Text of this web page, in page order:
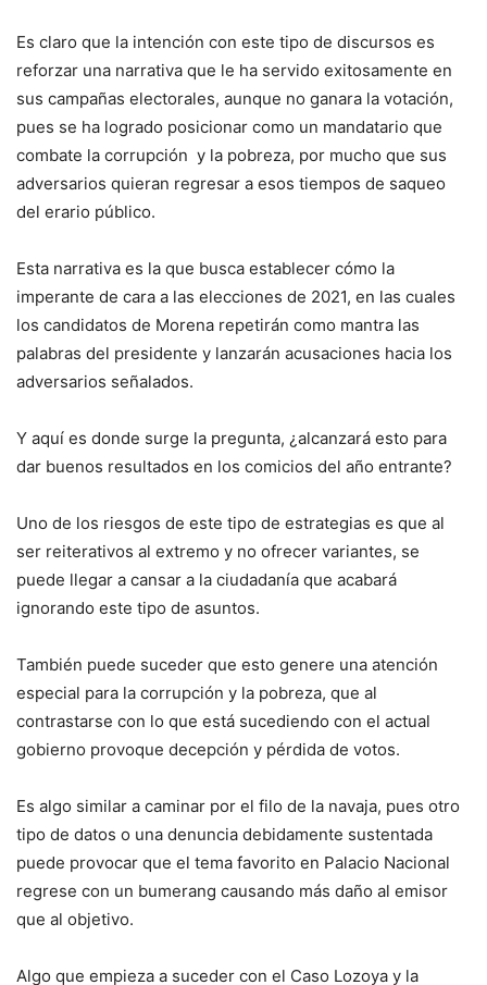
Es claro que la intención con este tipo de discursos es
reforzar una narrativa que le ha servido exitosamente en
sus campañas electorales, aunque no ganara la votación,
pues se ha logrado posicionar como un mandatario que
combate la corrupción y la pobreza, por mucho que sus
adversarios quieran regresar a esos tiempos de saqueo
del erario público.
Esta narrativa es la que busca establecer cómo la
imperante de cara a las elecciones de 2021, en las cuales
los candidatos de Morena repetirán como mantra las
palabras del presidente y lanzarán acusaciones hacia los
adversarios señalados.
Y aquí es donde surge la pregunta, ¿alcanzará esto para
dar buenos resultados en los comicios del año entrante?
Uno de los riesgos de este tipo de estrategias es que al
ser reiterativos al extremo y no ofrecer variantes, se
puede llegar a cansar a la ciudadanía que acabará
ignorando este tipo de asuntos.
También puede suceder que esto genere una atención
especial para la corrupción y la pobreza, que al
contrastarse con lo que está sucediendo con el actual
gobierno provoque decepción y pérdida de votos.
Es algo similar a caminar por el filo de la navaja, pues otro
tipo de datos o una denuncia debidamente sustentada
puede provocar que el tema favorito en Palacio Nacional
regrese con un bumerang causando más daño al emisor
que al objetivo.
Algo que empieza a suceder con el Caso Lozoya y la